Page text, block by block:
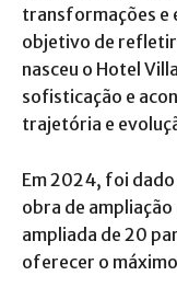
transformações e
objetivo de refletir
nasceu o Hotel
sofisticação e
trajetória e
Em 2024, foi dado
obra de
ampliada de 20
oferecer o